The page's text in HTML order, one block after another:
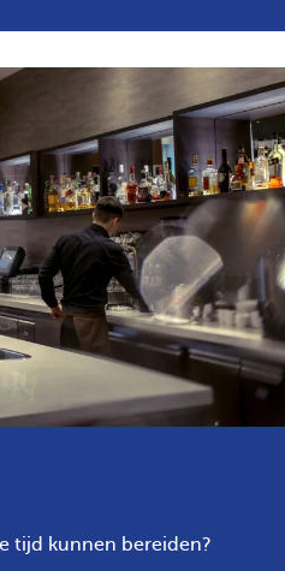
tijd kunnen bereiden?